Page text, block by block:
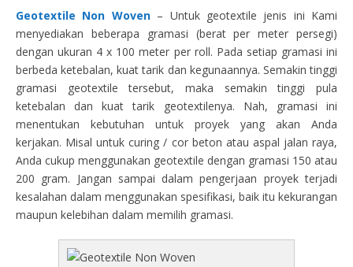
Geotextile Non Woven– Untuk geotextile jenis ini Kami
menyediakan beberapa gramasi (berat per meter persegi)
dengan ukuran 4 x 100 meter per roll. Pada setiap gramasi ini
berbeda ketebalan, kuat tarik dan kegunaannya. Semakin tinggi
gramasi geotextile tersebut, maka semakin tinggi pula
ketebalan dan kuat tarik geotextilenya. Nah, gramasi ini
menentukan kebutuhan untuk proyek yang akan Anda
kerjakan. Misal untuk curing / cor beton atau aspal jalan raya,
Anda cukup menggunakan geotextile dengan gramasi 150 atau
200 gram. Jangan sampai dalam pengerjaan proyek terjadi
kesalahan dalam menggunakan spesifikasi, baik itu kekurangan
maupun kelebihan dalam memilih gramasi.